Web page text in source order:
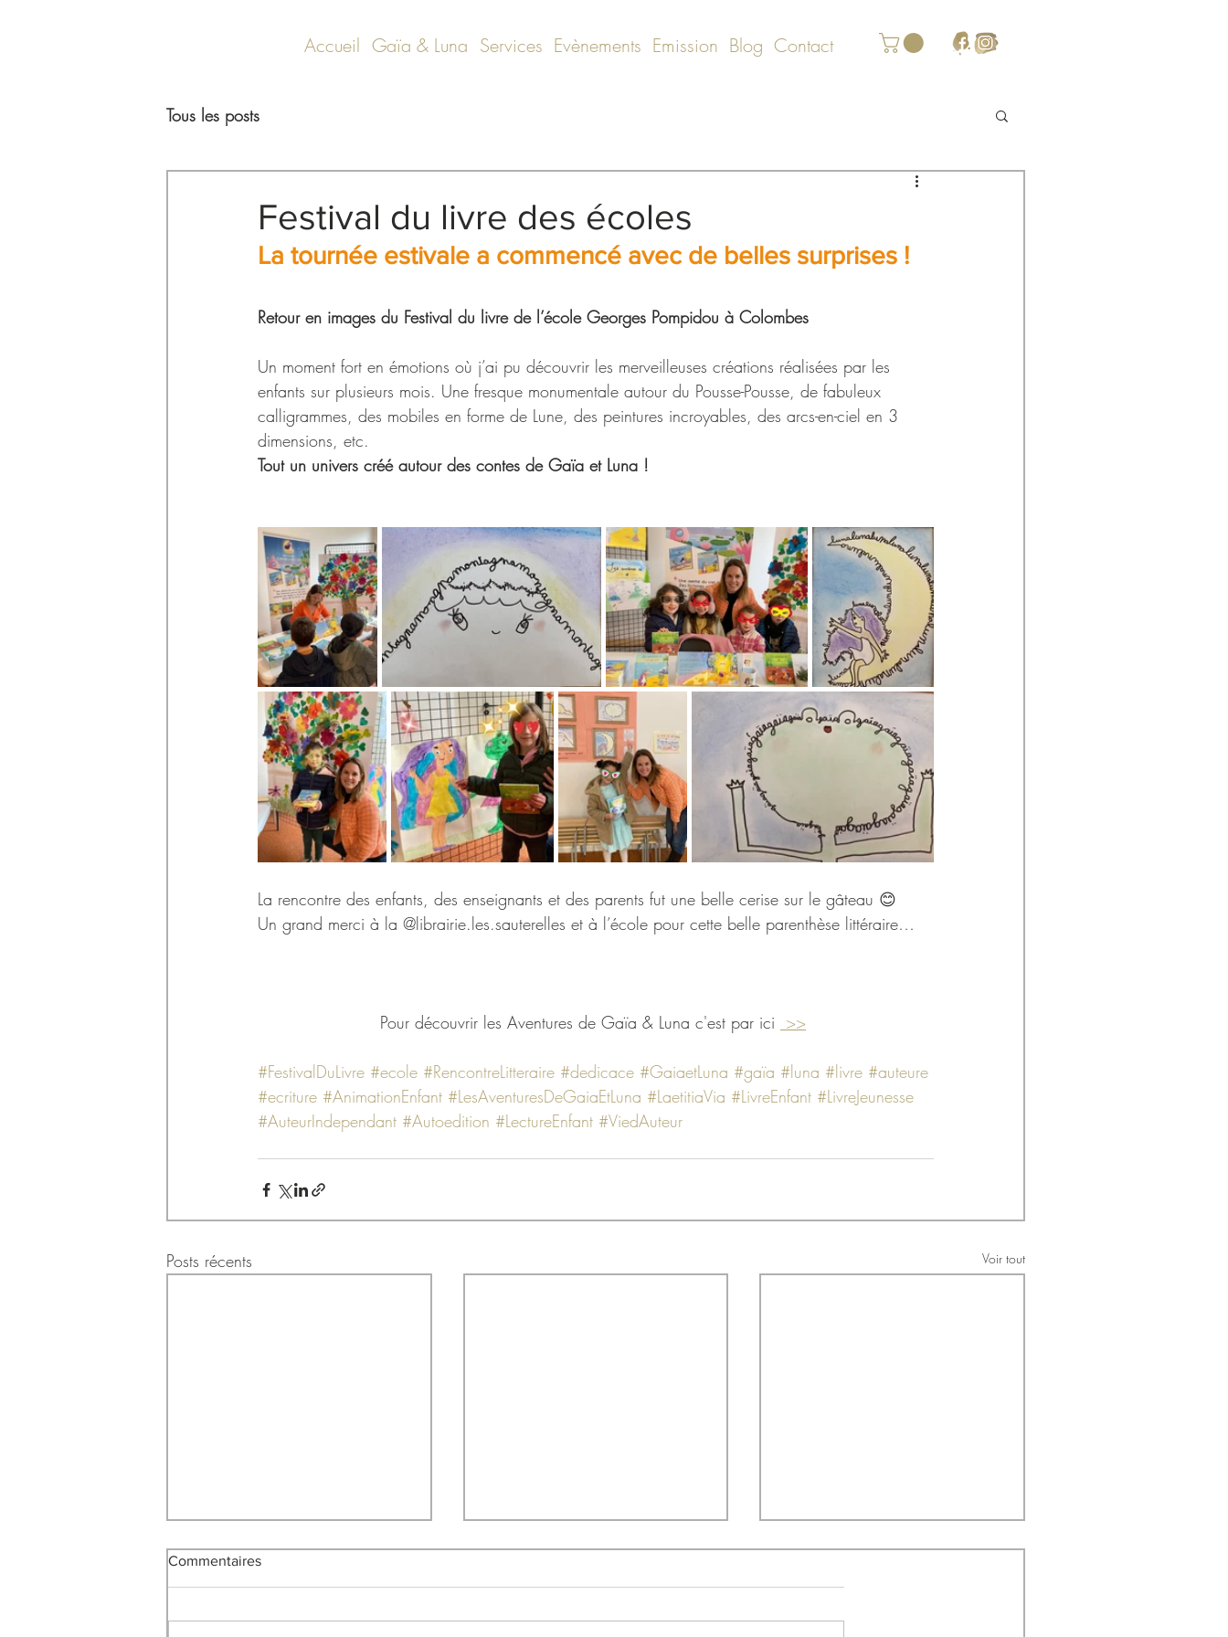
Accueil Gaïa & Luna Services Evènements Emission Blog Contact
Tous les posts
Festival du livre des écoles
La tournée estivale a commencé avec de belles surprises !
Retour en images du Festival du livre de l’école Georges Pompidou à Colombes
Un moment fort en émotions où j’ai pu découvrir les merveilleuses créations réalisées par les
enfants sur plusieurs mois. Une fresque monumentale autour du Pousse-Pousse, de fabuleux
calligrammes, des mobiles en forme de Lune, des peintures incroyables, des arcs-en-ciel en 3
dimensions, etc.
Tout un univers créé autour des contes de Gaïa et Luna !
La rencontre des enfants, des enseignants et des parents fut une belle cerise sur le gâteau 😊
Un grand merci à la @librairie.les.sauterelles et à l’école pour cette belle parenthèse littéraire…
Pour découvrir les Aventures de Gaïa & Luna c'est par ici >>
#FestivalDuLivre #ecole #RencontreLitteraire #dedicace #GaiaetLuna #gaïa #luna #livre #auteure
#ecriture #AnimationEnfant #LesAventuresDeGaiaEtLuna #LaetitiaVia #LivreEnfant #LivreJeunesse
#AuteurIndependant #Autoedition #LectureEnfant #ViedAuteur
Posts récents Voir tout
Commentaires